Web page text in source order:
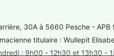
30A à 5660 Pesche- APB
titulaire : Wullepit
: 9h00 - 12h30 et 13h30 -